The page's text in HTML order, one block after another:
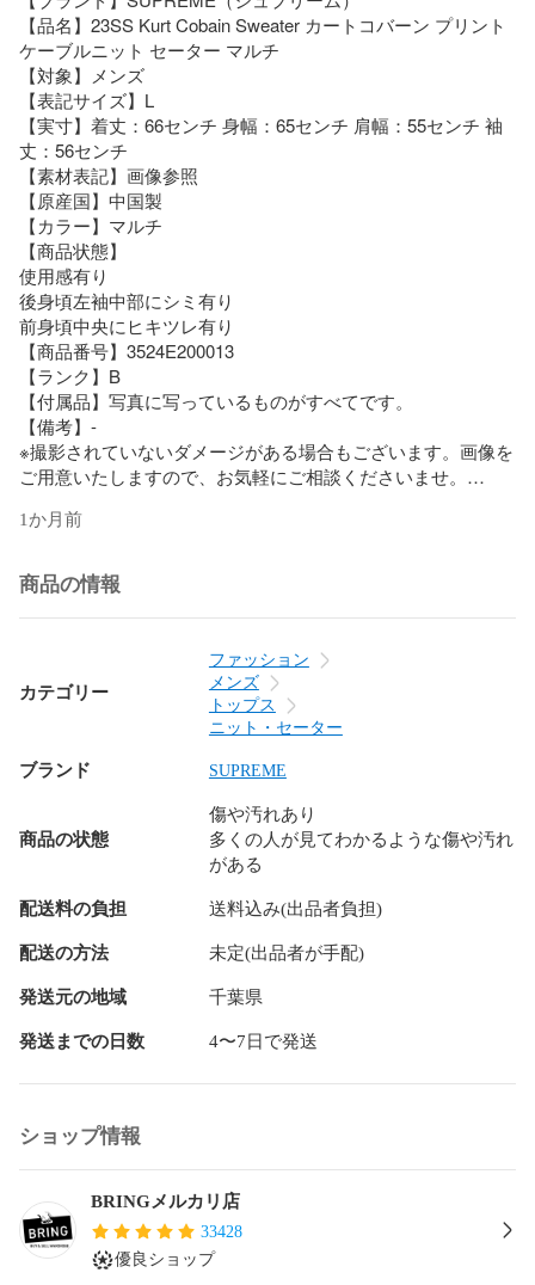
【品名】23SS Kurt Cobain Sweater カートコバーン プリント
ケーブルニット セーター マルチ
【対象】メンズ
【表記サイズ】L
【実寸】着丈：66センチ 身幅：65センチ 肩幅：55センチ 袖
丈：56センチ
【素材表記】画像参照
【原産国】中国製
【カラー】マルチ
【商品状態】
使用感有り
後身頃左袖中部にシミ有り
前身頃中央にヒキツレ有り
【商品番号】3524E200013
【ランク】B
【付属品】写真に写っているものがすべてです。
【備考】-
※撮影されていないダメージがある場合もございます。画像を
ご用意いたしますので、お気軽にご相談くださいませ。
状態は掲載には含まない場合がございますので、ご不明点が
※ランク説明
N...新品～未使用品
新品未開封品になります。
S...新品同様品または試着程度の使用感があります。
B...着用感があり若干の汚れ・ダメージが見受けられる中古品
になります。
C...汚れ・ダメージが多数見受けられ難がある中古品になりま
す。
≪注意事項はプロフィール欄をご覧くださいませ。≫
1か月前
商品の情報
カテゴリー
ファッション
メンズ
トップス
ニット・セーター
ブランド SUPREME
商品の状態
傷や汚れあり
多くの人が見てわかるような傷や汚れ
がある
配送料の負担 送料込み(出品者負担)
配送の方法 未定(出品者が手配)
発送元の地域 千葉県
発送までの日数 4〜7日で発送
ショップ情報
BRINGメルカリ店
33428
優良ショップ